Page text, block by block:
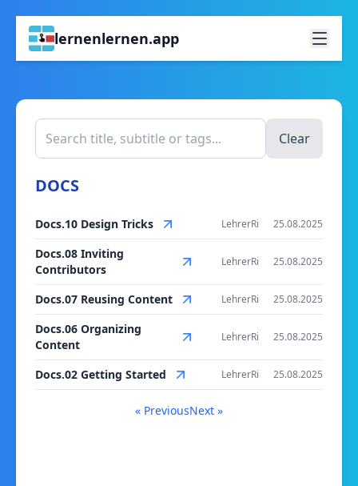
lernenlernen.app
Clear
DOCS
Docs.10 Design Tricks LehrerRi 25.08.2025
Docs.08 Inviting
Contributors
LehrerRi 25.08.2025
Docs.07 Reusing Content LehrerRi 25.08.2025
Docs.06 Organizing
Content
LehrerRi 25.08.2025
Docs.02 Getting Started LehrerRi 25.08.2025
« PreviousNext »